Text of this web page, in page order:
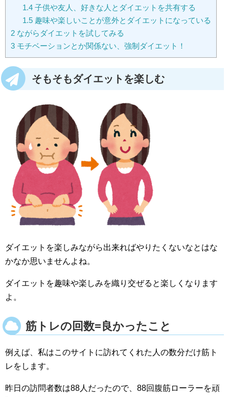
1.4子供や友人、好きな人とダイエットを共有する
1.5趣味や楽しいことが意外とダイエットになっている
2 ながらダイエットを試してみる
3 モチベーションとか関係ない、強制ダイエット！
そもそもダイエットを楽しむ
ダイエットを楽しみながら出来ればやりたくないなとはな
かなか思いませんよね。
ダイエットを趣味や楽しみを織り交ぜると楽しくなります
よ。
筋トレの回数=良かったこと
例えば、私はこのサイトに訪れてくれた人の数分だけ筋ト
レをします。
昨日の訪問者数は88人だったので、88回腹筋ローラーを頑